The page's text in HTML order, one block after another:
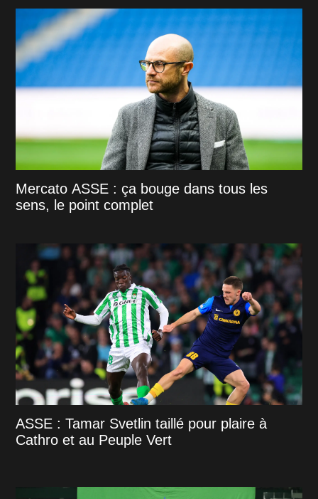
Mercato ASSE : ça bouge dans tous les
sens, le point complet
ASSE : Tamar Svetlin taillé pour plaire à
Cathro et au Peuple Vert